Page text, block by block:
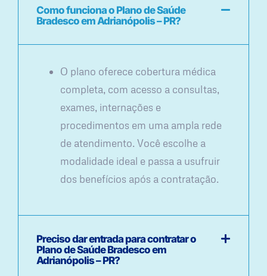
Como funciona o Plano de Saúde
Bradesco em Adrianópolis – PR?
O plano oferece cobertura médica
completa, com acesso a consultas,
exames, internações e
procedimentos em uma ampla rede
de atendimento. Você escolhe a
modalidade ideal e passa a usufruir
dos benefícios após a contratação.
Preciso dar entrada para contratar o
Plano de Saúde Bradesco em
Adrianópolis – PR?